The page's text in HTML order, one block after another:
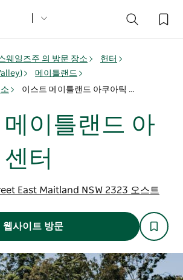
웨일즈주 의 방문 장소
헌터
메이틀랜드
이스트 메이틀랜드 아쿠아틱 센터
메이틀랜드 아
터
East Maitland NSW 2323 오스트
웹사이트 방문